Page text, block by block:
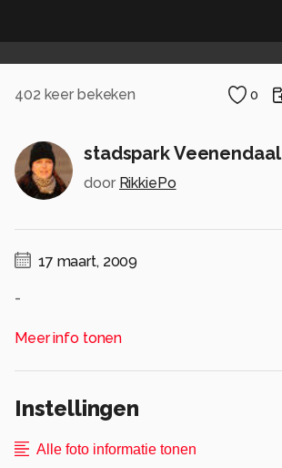
402 keer bekeken 0
stadspark Veenendaal
door RikkiePo
17 maart, 2009
-
Alle rechten voorbehouden
Meer info tonen
Instellingen
Alle foto informatie tonen